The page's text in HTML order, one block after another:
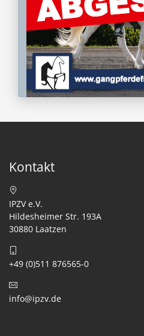
Kontakt
IPZV e.V.
Hildesheimer Str. 193A
30880 Laatzen
+49 (0)511 876565-0
info@ipzv.de